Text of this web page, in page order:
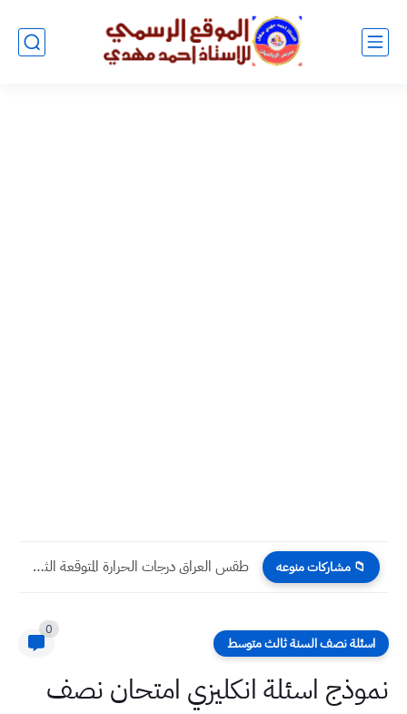
📁 مشاركات منوعه شروط وضوابط ومؤهلات القبول في معاهد الصحة العالي للفرع العلمي...
اسئلة نصف السنة ثالث متوسط
0
نموذج اسئلة انكليزي امتحان نصف